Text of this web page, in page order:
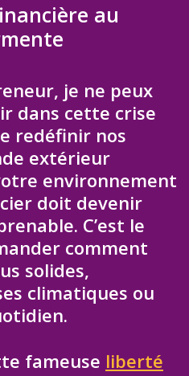
au
je ne peux
dans cette crise
redéfinir nos
extérieur
environnement
doit devenir
C’est le
comment
solides,
climatiques ou
fameuse liberté